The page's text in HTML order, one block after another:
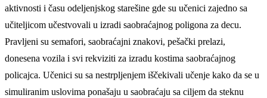
aktivnosti i času odeljenjskog starešine gde su učenici zajedno sa
učiteljicom učestvovali u izradi saobraćajnog poligona za decu.
Pravljeni su semafori, saobraćajni znakovi, pešački prelazi,
donesena vozila i svi rekviziti za izradu kostima saobraćajnog
policajca. Učenici su sa nestrpljenjem iščekivali učenje kako da se u
simuliranim uslovima ponašaju u saobraćaju sa ciljem da steknu